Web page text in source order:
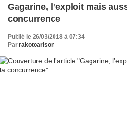
Gagarine, l’exploit mais
concurrence
Publié le 26/03/2018 à 07:34
Par rakotoarison